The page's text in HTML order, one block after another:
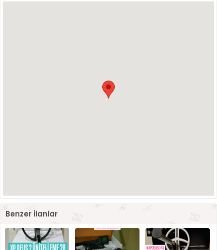
Benzer İlanlar